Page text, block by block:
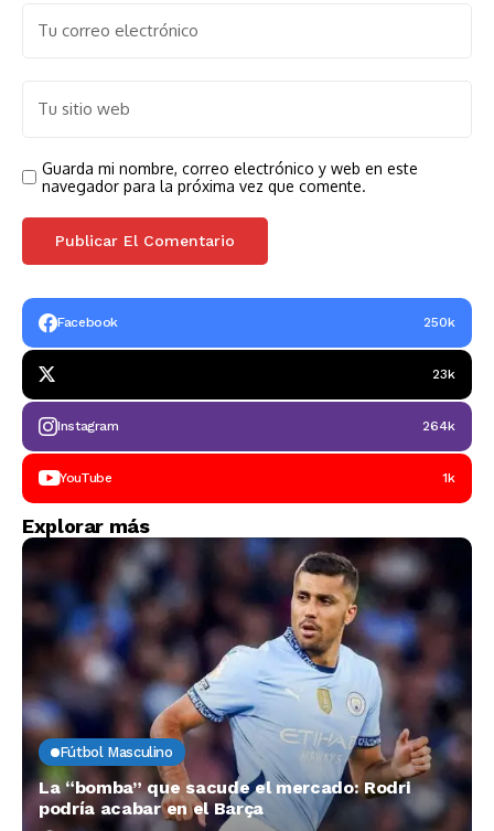
Guarda mi nombre, correo electrónico y web en este
navegador para la próxima vez que comente.
Facebook 250k
23k
Instagram 264k
YouTube 1k
Explorar más
Fútbol Masculino
La “bomba” que sacude el mercado: Rodri
podría acabar en el Barça